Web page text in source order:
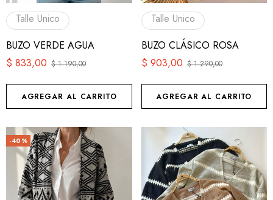
Talle Unico
BUZO VERDE AGUA
$1.190,00
$ 833,00
AGREGAR AL CARRITO
Talle Unico
BUZO CLÁSICO ROSA
$1.290,00
$ 903,00
AGREGAR AL CARRITO
-40%